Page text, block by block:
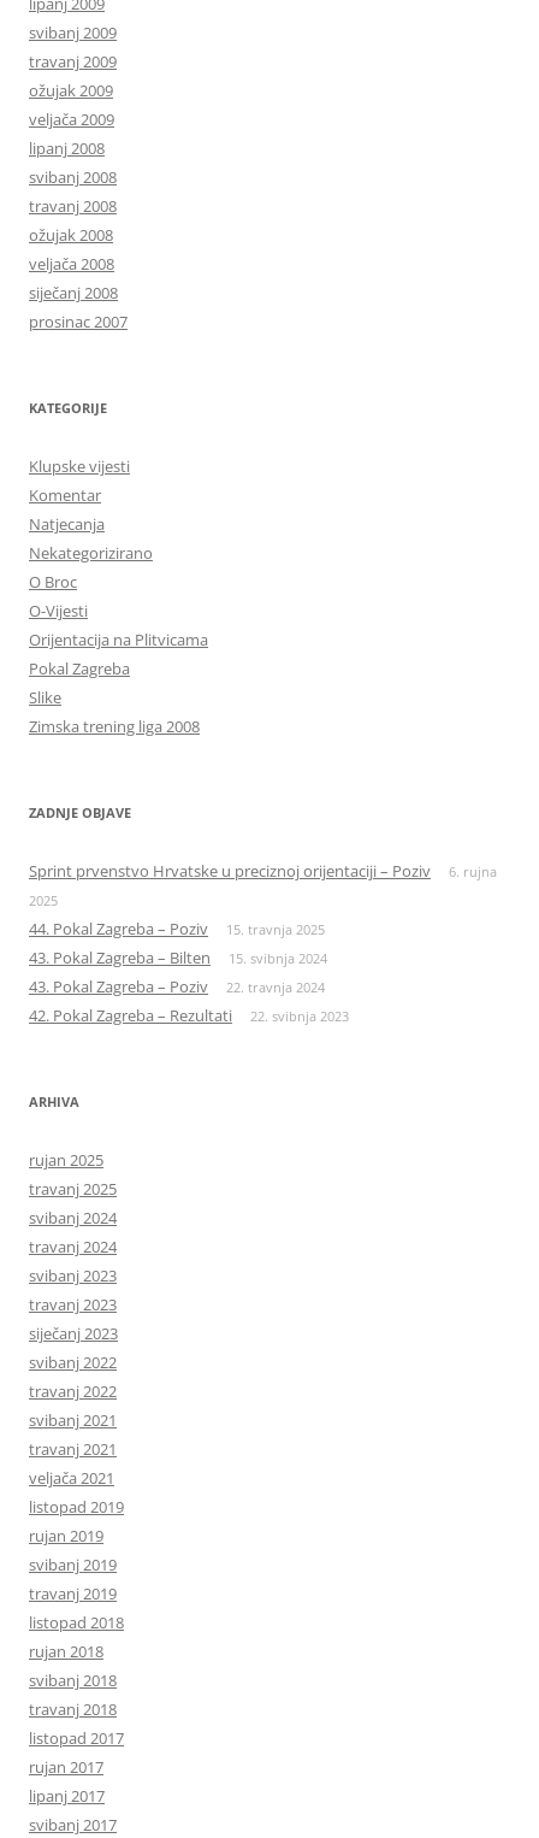
svibanj 2009
travanj 2009
ožujak 2009
veljača 2009
lipanj 2008
svibanj 2008
travanj 2008
ožujak 2008
veljača 2008
siječanj 2008
prosinac 2007
KATEGORIJE
Klupske vijesti
Komentar
Natjecanja
Nekategorizirano
O Broc
O-Vijesti
Orijentacija na Plitvicama
Pokal Zagreba
Slike
Zimska trening liga 2008
ZADNJE OBJAVE
Sprint prvenstvo Hrvatske u preciznoj orijentaciji – Poziv
6. rujna
2025
44. Pokal Zagreba – Poziv 15. travnja 2025
43. Pokal Zagreba – Bilten 15. svibnja 2024
43. Pokal Zagreba – Poziv 22. travnja 2024
42. Pokal Zagreba – Rezultati 22. svibnja 2023
ARHIVA
rujan 2025
travanj 2025
svibanj 2024
travanj 2024
svibanj 2023
travanj 2023
siječanj 2023
svibanj 2022
travanj 2022
svibanj 2021
travanj 2021
veljača 2021
listopad 2019
rujan 2019
svibanj 2019
travanj 2019
listopad 2018
rujan 2018
svibanj 2018
travanj 2018
listopad 2017
rujan 2017
lipanj 2017
svibanj 2017